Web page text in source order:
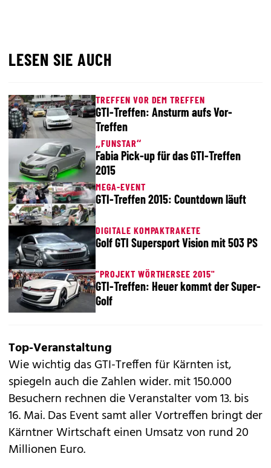
LESEN SIE AUCH
TREFFEN VOR DEM TREFFEN
GTI-Treffen: Ansturm aufs Vor-
Treffen
„FUNSTAR“
Fabia Pick-up für das GTI-Treffen
2015
MEGA-EVENT
GTI-Treffen 2015: Countdown läuft
DIGITALE KOMPAKTRAKETE
Golf GTI Supersport Vision mit 503 PS
"PROJEKT WÖRTHERSEE 2015"
GTI-Treffen: Heuer kommt der Super-
Golf
Top-Veranstaltung
Wie wichtig das GTI-Treffen für Kärnten ist,
spiegeln auch die Zahlen wider. mit 150.000
Besuchern rechnen die Veranstalter vom 13. bis
16. Mai. Das Event samt aller Vortreffen bringt der
Kärntner Wirtschaft einen Umsatz von rund 20
Millionen Euro.